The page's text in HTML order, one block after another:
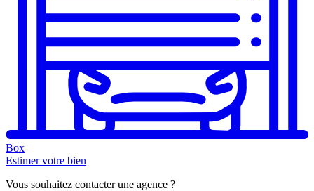
Box
Estimer votre bien
Vous souhaitez contacter une agence ?